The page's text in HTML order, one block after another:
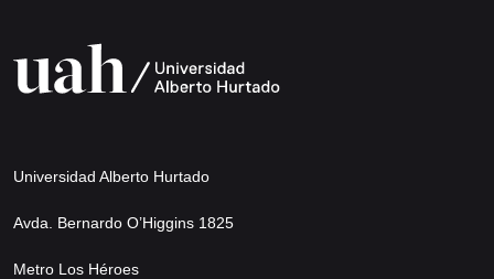
Universidad Alberto Hurtado
Avda. Bernardo O’Higgins 1825
Metro Los Héroes